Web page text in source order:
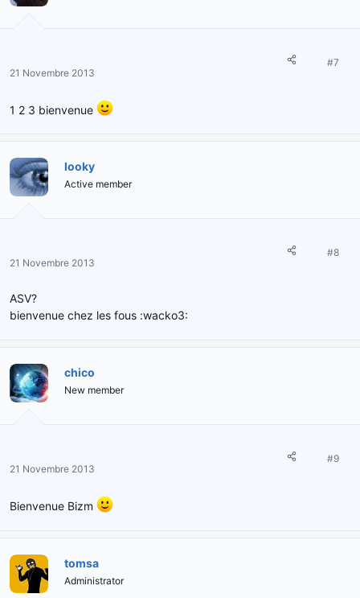
21 Novembre 2013
#7
1 2 3 bienvenue
looky
Active member
21 Novembre 2013
#8
ASV?
bienvenue chez les fous :wacko3:
chico
New member
21 Novembre 2013
#9
Bienvenue Bizm
tomsa
Administrator